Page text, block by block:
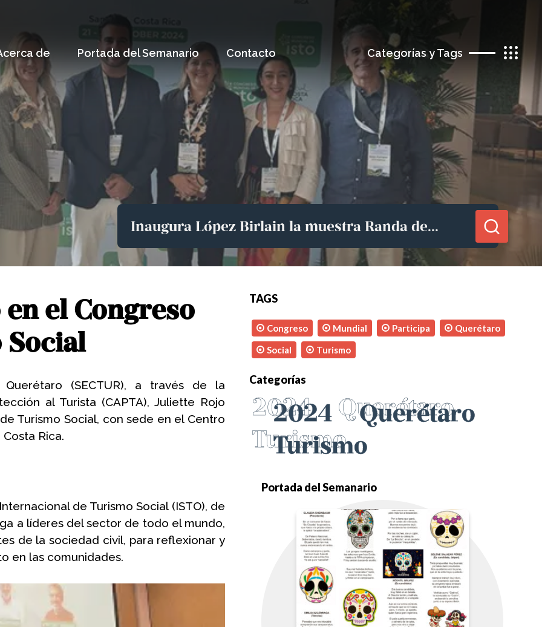
de Portada del Semanario Contacto Categorías y Tags
el Congreso
(SECTUR), a través de la
al Turista (CAPTA), Juliette Rojo
Turismo Social, con sede en el Centro
Rica.
de Turismo Social (ISTO), de
a líderes del sector de todo el mundo,
de la sociedad civil, para reflexionar y
en las comunidades.
TAGS
Congreso Mundial Participa
Querétaro
Social
Turismo
Categorías
2024
2024 Querétaro
Querétaro
Turismo
Turismo
Portada del Semanario